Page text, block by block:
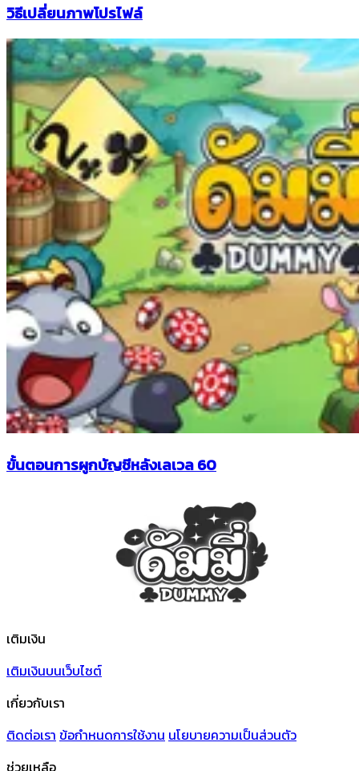
วิธีเปลี่ยนภาพโปรไฟล์
ขั้นตอนการผูกบัญชีหลังเลเวล 60
เติมเงิน
เติมเงินบนเว็บไซต์
เกี่ยวกับเรา
ติดต่อเรา ข้อกําหนดการใช้งาน นโยบายความเป็นส่วนตัว
ช่วยเหลือ